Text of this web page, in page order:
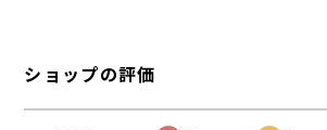
ショップの評価